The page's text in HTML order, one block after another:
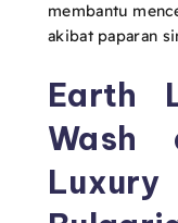
membantu
akibat paparan
Earth
Wash